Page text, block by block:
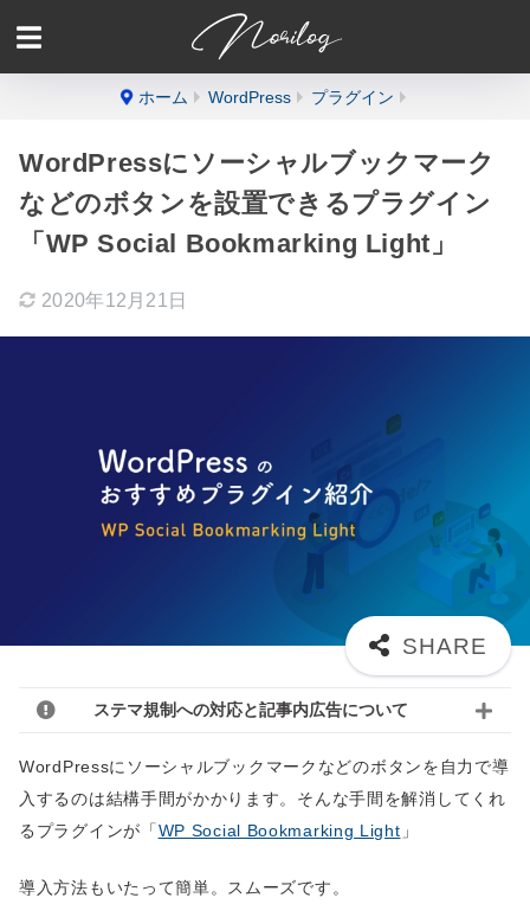
ホーム WordPress プラグイン
WordPressにソーシャルブックマーク
などのボタンを設置できるプラグイン
「WP Social Bookmarking Light」
2020年12月21日
ステマ規制への対応と記事内広告について
WordPressにソーシャルブックマークなどのボタンを自力で導
入するのは結構手間がかかります。そんな手間を解消してくれ
るプラグインが「WP Social Bookmarking Light 」
導入方法もいたって簡単。スムーズです。